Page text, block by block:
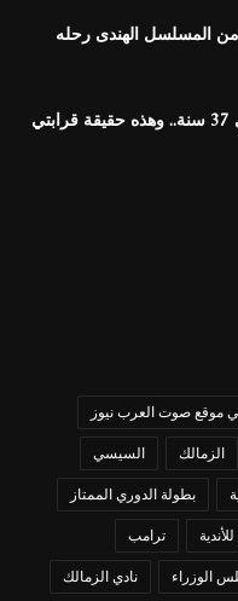
المسلسل الهندى رحله
مريم سعيد صالح: دخلت الفن وأنا عندي 37 سنة.. وهذه حقيقة قرابتي
موقع صوت العرب نيوز
الزمالك السيسي
بطولة الدوري الممتاز
ترامب
الوزراء نادي الزمالك